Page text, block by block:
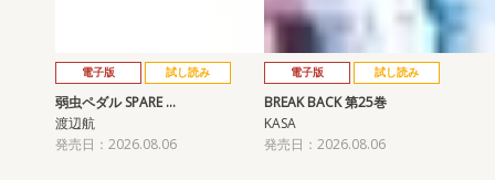
電子版 試し読み
弱虫ペダル SPARE …
渡辺航
発売日：2026.08.06
電子版 試し読み
BREAK BACK 第25巻
KASA
発売日：2026.08.06